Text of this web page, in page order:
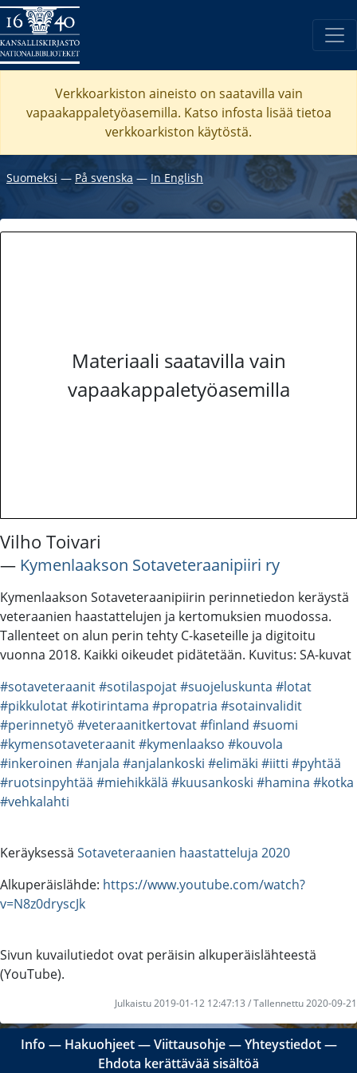
Verkkoarkiston aineisto on saatavilla vain
vapaakappaletyöasemilla. Katso infosta lisää tietoa
verkkoarkiston käytöstä.
Suomeksi ― På svenska ― In English
Materiaali saatavilla vain
vapaakappaletyöasemilla
Vilho Toivari
― Kymenlaakson Sotaveteraanipiiri ry
Kymenlaakson Sotaveteraanipiirin perinnetiedon keräystä
veteraanien haastattelujen ja kertomuksien muodossa.
Tallenteet on alun perin tehty C-kaseteille ja digitoitu
vuonna 2018. Kaikki oikeudet pidätetään. Kuvitus: SA-kuvat
#sotaveteraanit#sotilaspojat#suojeluskunta #lotat
#pikkulotat#kotirintama #propatria #sotainvalidit
#perinnetyö #veteraanitkertovat#finland #suomi
#kymensotaveteraanit#kymenlaakso #kouvola
#inkeroinen #anjala #anjalankoski #elimäki #iitti #pyhtää
#ruotsinpyhtää #miehikkälä #kuusankoski #hamina #kotka
#vehkalahti
Keräyksessä Sotaveteraanien haastatteluja 2020
Alkuperäislähde: https://www.youtube.com/watch?
v=N8z0dryscJk
Sivun kuvailutiedot ovat peräisin alkuperäislähteestä
(YouTube).
Julkaistu 2019-01-12 12:47:13 / Tallennettu 2020-09-21
Info ― Hakuohjeet―Viittausohje―Yhteystiedot―
Ehdota kerättävää sisältöä